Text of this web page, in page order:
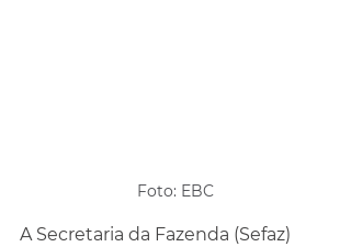
Foto: EBC
A Secretaria da Fazenda (Sefaz)